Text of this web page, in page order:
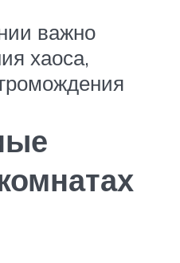
важно
хаоса,